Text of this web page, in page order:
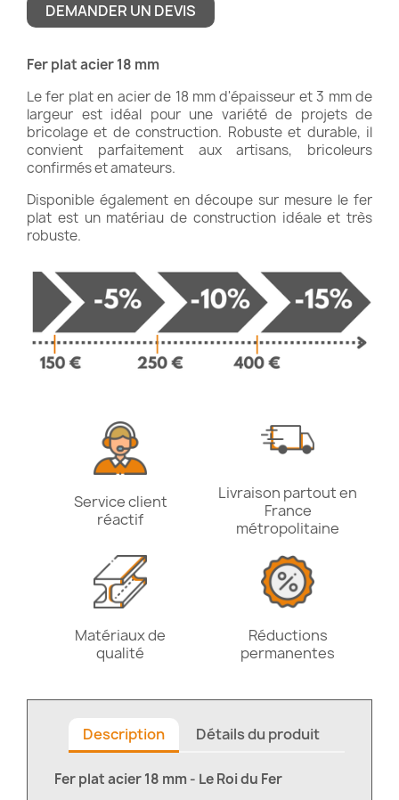
DEMANDER UN DEVIS
Fer plat acier 18 mm
Le fer plat en acier de 18 mm d'épaisseur et 3 mm de
largeur est idéal pour une variété de projets de
bricolage et de construction. Robuste et durable, il
convient parfaitement aux artisans, bricoleurs
confirmés et amateurs.
Disponible également en découpe sur mesure le fer
plat est un matériau de construction idéale et très
robuste.
Service client
réactif
Livraison partout en
France
métropolitaine
Matériaux de
qualité
Réductions
permanentes
Description Détails du produit
Fer plat acier 18 mm - Le Roi du Fer